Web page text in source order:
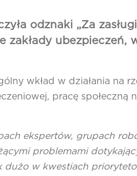
odznaki „Za
zakłady
wkład w działania na
pracę
ekspertów, grupach
problemami
dużo w kwestiach